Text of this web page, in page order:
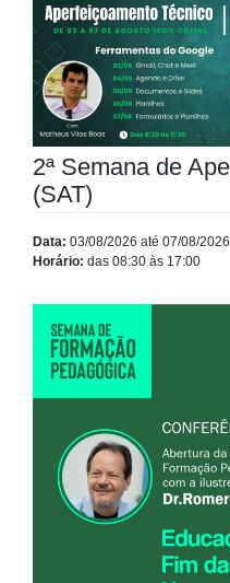
2ª Semana de
(SAT)
Data: 03/08/2026 até 07/08/2026
Horário: das 08:30 às 17:00